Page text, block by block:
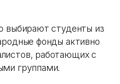
выбирают студенты из
фонды активно
работающих с
группами.